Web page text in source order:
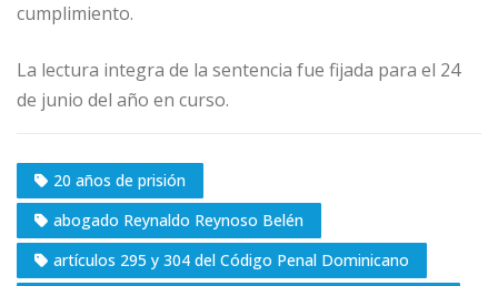
cumplimiento.
La lectura integra de la sentencia fue fijada para el 24
de junio del año en curso.
20 años de prisión
abogado Reynaldo Reynoso Belén
artículos 295 y 304 del Código Penal Dominicano